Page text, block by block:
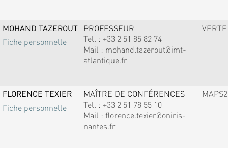
MOHAND TAZEROUT
Fiche personnelle
PROFESSEUR
Tel. : +33 2 51 85 82 74
Mail : mohand.tazerout@imt-
atlantique.fr
VERTE
FLORENCE TEXIER
Fiche personnelle
MAÎTRE DE CONFÉRENCES
Tel. : +33 2 51 78 55 10
Mail : florence.texier@oniris-
nantes.fr
MAPS2